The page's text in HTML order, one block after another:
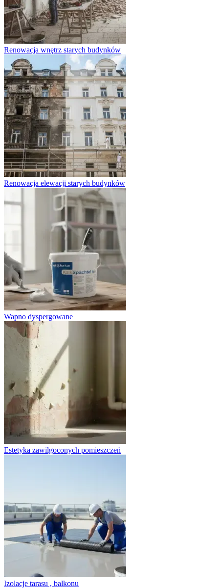
Renowacja wnętrz starych budynków
Renowacja elewacji starych budynków
Wapno dyspergowane
Estetyka zawilgoconych pomieszczeń
Izolacje tarasu , balkonu